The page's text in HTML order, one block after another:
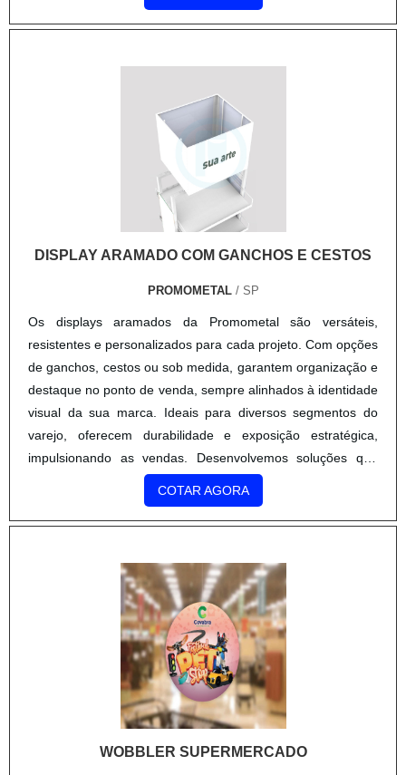
DISPLAY ARAMADO COM GANCHOS E CESTOS
PROMOMETAL / SP
Os displays aramados da Promometal são versáteis,
resistentes e personalizados para cada projeto. Com opções
de ganchos, cestos ou sob medida, garantem organização e
visual da sua marca. Ideais para diversos segmentos do
varejo, oferecem durabilidade e exposição estratégica,
otimizam seu espaço e valorizam seus produtos. Solicite um
orçamento e transforme seu PDV com a Promometal!
COTAR AGORA
WOBBLER SUPERMERCADO
NOVASINSEG/ SP
O wobbler é uma ferramenta de comunicação visual
altamente eficaz, especialmente projetada para atrair a
atenção dos consumidores em pontos de venda.
COTAR AGORA